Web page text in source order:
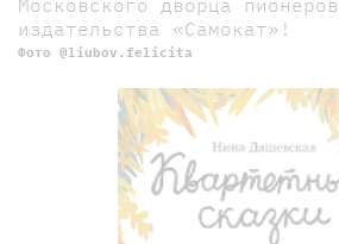
издательства «Самокат»!
Фото @liubov.felicita